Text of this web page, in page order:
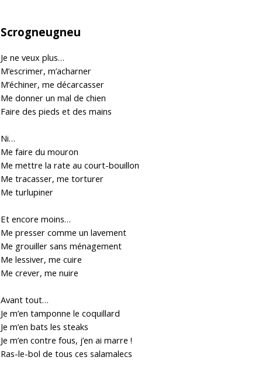
Scrogneugneu
Je ne veux plus…
M’escrimer, m’acharner
M’échiner, me décarcasser
Me donner un mal de chien
Faire des pieds et des mains
Ni…
Me faire du mouron
Me mettre la rate au court-bouillon
Me tracasser, me torturer
Me turlupiner
Et encore moins…
Me presser comme un lavement
Me grouiller sans ménagement
Me lessiver, me cuire
Me crever, me nuire
Avant tout…
Je m’en tamponne le coquillard
Je m’en bats les steaks
Je m’en contre fous, j’en ai marre !
Ras-le-bol de tous ces salamalecs